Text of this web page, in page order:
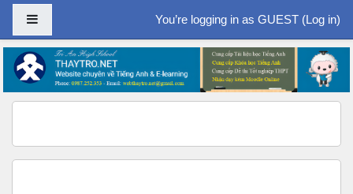
Skip to main content
You’re logging in as GUEST (Log in)